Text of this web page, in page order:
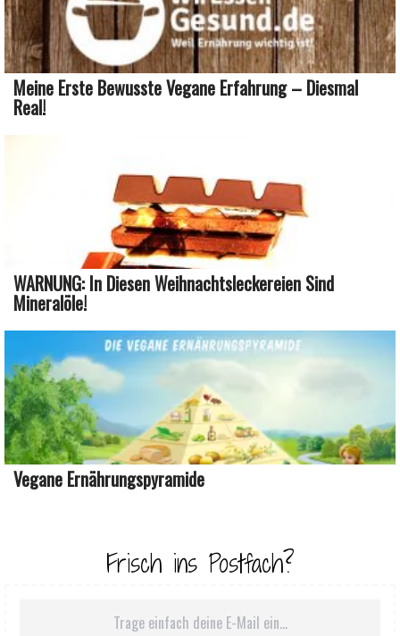
Meine Erste Bewusste Vegane Erfahrung – Diesmal
Real!
WARNUNG: In Diesen Weihnachtsleckereien Sind
Mineralöle!
Vegane Ernährungspyramide
Frisch ins Postfach?